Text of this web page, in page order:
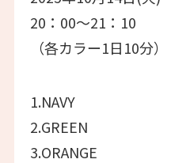
20：00～21：10
（各カラー1日10分）
1.NAVY
2.GREEN
3.ORANGE